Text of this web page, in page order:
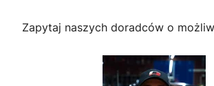
Zapytaj naszych doradców o